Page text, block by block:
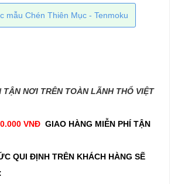
mẫu Chén Thiên Mục - Tenmoku
TẬN NƠI TRÊN TOÀN LÃNH THỔ VIỆT
VNĐ GIAO HÀNG MIỄN PHÍ TẬN
QUI ĐỊNH TRÊN KHÁCH HÀNG SẼ